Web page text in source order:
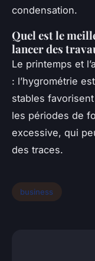
condensation.
Quel est le
lancer des
Le printemps et
: l’hygrométrie
stables
les périodes de
excessive, qui
des traces.
business